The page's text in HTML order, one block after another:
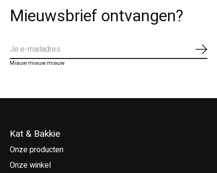
Mieuwsbrief ontvangen?
Miauw miauw miauw
Kat & Bakkie
Onze producten
Onze winkel